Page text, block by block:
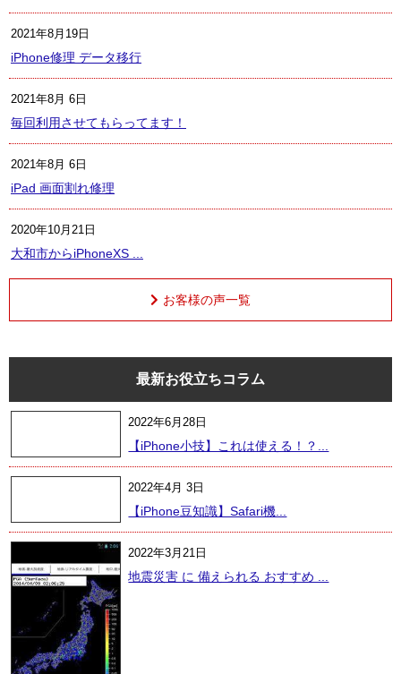
2021年8月19日
iPhone修理 データ移行
2021年8月 6日
毎回利用させてもらってます！
2021年8月 6日
iPad 画面割れ修理
2020年10月21日
大和市からiPhoneXS ...
お客様の声一覧
最新お役立ちコラム
2022年6月28日
【iPhone小技】これは使える！？...
2022年4月 3日
【iPhone豆知識】Safari機...
2022年3月21日
地震災害 に 備えられる おすすめ ...